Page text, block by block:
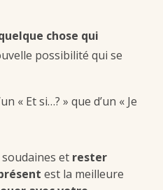
chose qui
possibilité qui se
« Et si…? » que d’un « Je
et rester
est la meilleure